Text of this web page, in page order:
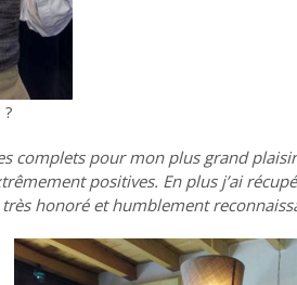
complets pour mon plus grand
positives. En plus j’ai
très honoré et humblement